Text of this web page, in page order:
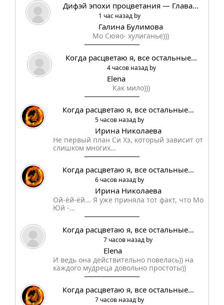
Дифэй эпохи процветания — Глава…
1 час назад by
Галина Булимова
Мо Сюяо- хулиганье)))
Когда расцветаю я, все остальные…
4 часов назад by
Elena
Как мило)))
Когда расцветаю я, все остальные…
5 часов назад by
Ирина Николаева
Не первый план Си Хэ, который зависит от
слишком многих…
Когда расцветаю я, все остальные…
6 часов назад by
Ирина Николаева
Ой-ёй-ёй... Я уже приняла тот факт, что Мо
Юй -…
Когда расцветаю я, все остальные…
7 часов назад by
Elena
И ведь она действительно повелась)) на
каждого мудреца довольно простоты))
Когда расцветаю я, все остальные…
7 часов назад by